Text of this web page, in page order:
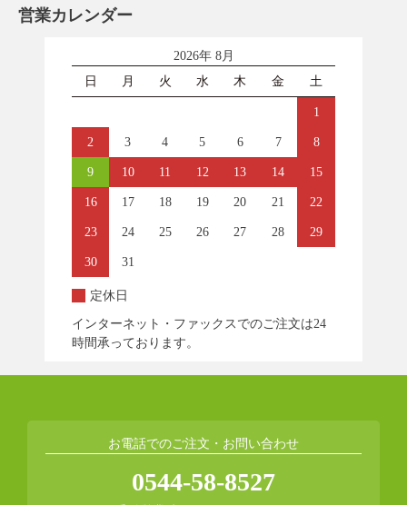
営業カレンダー
2026年 8月
日
月 火 水 木 金 土
1
2 3 4 5 6 7 8
9 10 11 12 13 14 15
16 17 18 19 20 21 22
23 24 25 26 27 28 29
30 31
定休日
インターネット・ファックスでのご注文は24
時間承っております。
お電話でのご注文・お問い合わせ
0544-58-8527